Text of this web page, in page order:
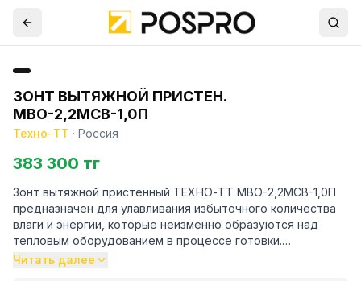
ЗОНТ ВЫТЯЖНОЙ ПРИСТЕН.
МВО-2,2МСВ-1,0П
Техно-ТТ · Россия
383 300 тг
Зонт вытяжной пристенный ТЕХНО-ТТ МВО-2,2МСВ-1,0П
предназначен для улавливания избыточного количества
влаги и энергии, которые неизменно образуются над
тепловым оборудованием в процессе готовки.
Читать далее